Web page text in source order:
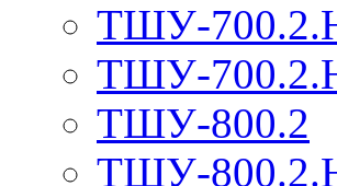
ТШУ-
ТШУ-
ТШУ-800.2
ТШУ-